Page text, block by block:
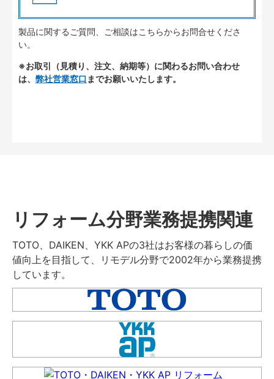
製品に関するご質問、ご相談はこちらからお問合せくださ
い。
※お取引（見積り、注文、納期等）に関わるお問い合わせ
は、 弊社営業窓口 までお願いいたします。
リフォーム分野業務提携関連
TOTO、DAIKEN、YKK APの3社はお客様の暮らしの価
値向上を目指して、リモデル分野で2002年から業務提携
しています。